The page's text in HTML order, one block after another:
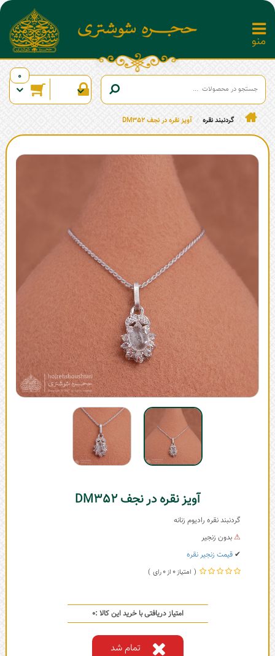
0
گردنبند نقره آویز نقره در نجف DM352
آویز نقره در نجف DM352
گردنبند نقره رادیوم زنانه
⚠بدون زنجیر
✔ قیمت زنجیر نقره
0
0
امتیاز دریافتی با خرید این کالا :0
تمام شد